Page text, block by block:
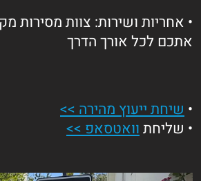
• אחריות ושירות: צוות מסירות
אתכם לכל אורך הדרך
• שיחת ייעוץ מהירה >>
• שליחתוואטסאפ >>